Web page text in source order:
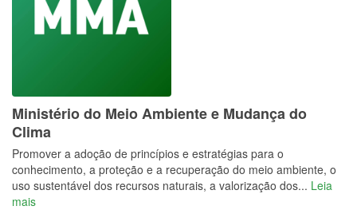
Ministério do Meio Ambiente e Mudança do
Clima
Promover a adoção de princípios e estratégias para o
conhecimento, a proteção e a recuperação do meio ambiente, o
uso sustentável dos recursos naturais, a valorização dos... Leia
mais